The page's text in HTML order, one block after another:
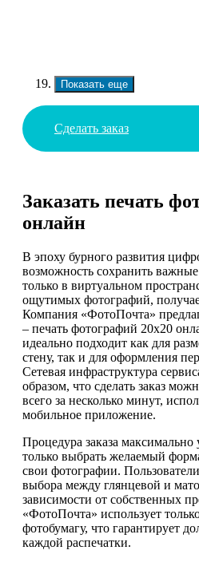
Показать еще
Сделать заказ
Заказать печать
онлайн
В эпоху бурного развития
возможность сохранить
только в виртуальном
ощутимых фотографий,
Компания «ФотоПочта»
– печать фотографий 20х20
идеально подходит как для
стену, так и для оформления
Сетевая инфраструктура
образом, что сделать заказ
всего за несколько минут,
мобильное приложение.
Процедура заказа
только выбрать желаемый
свои фотографии.
выбора между глянцевой и
зависимости от собственных
«ФотоПочта» использует
фотобумагу, что гарантирует
каждой распечатки.